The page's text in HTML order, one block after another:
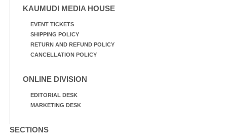
KAUMUDI MEDIA HOUSE
EVENT TICKETS
SHIPPING POLICY
RETURN AND REFUND POLICY
CANCELLATION POLICY
ONLINE DIVISION
EDITORIAL DESK
MARKETING DESK
SECTIONS